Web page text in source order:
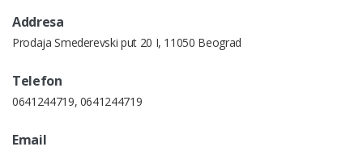
Addresa
Prodaja Smederevski put 20 I, 11050 Beograd
Telefon
0641244719, 0641244719
Email